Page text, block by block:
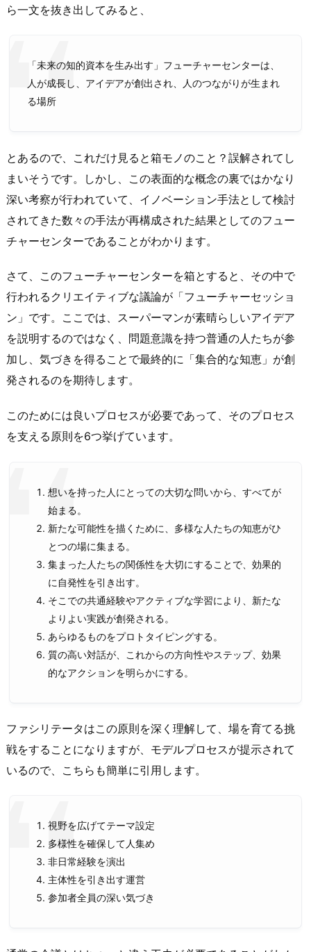
ら一文を抜き出してみると、
「未来の知的資本を生み出す」フューチャーセンターは、
人が成長し、アイデアが創出され、人のつながりが生まれ
る場所
とあるので、これだけ見ると箱モノのこと？誤解されてし
まいそうです。しかし、この表面的な概念の裏ではかなり
深い考察が行われていて、イノベーション手法として検討
されてきた数々の手法が再構成された結果としてのフュー
チャーセンターであることがわかります。
さて、このフューチャーセンターを箱とすると、その中で
行われるクリエイティブな議論が「フューチャーセッショ
ン」です。ここでは、スーパーマンが素晴らしいアイデア
を説明するのではなく、問題意識を持つ普通の人たちが参
加し、気づきを得ることで最終的に「集合的な知恵」が創
発されるのを期待します。
このためには良いプロセスが必要であって、そのプロセス
を支える原則を6つ挙げています。
想いを持った人にとっての大切な問いから、すべてが
始まる。
新たな可能性を描くために、多様な人たちの知恵がひ
とつの場に集まる。
集まった人たちの関係性を大切にすることで、効果的
に自発性を引き出す。
そこでの共通経験やアクティブな学習により、新たな
よりよい実践が創発される。
あらゆるものをプロトタイピングする。
質の高い対話が、これからの方向性やステップ、効果
的なアクションを明らかにする。
ファシリテータはこの原則を深く理解して、場を育てる挑
戦をすることになりますが、モデルプロセスが提示されて
いるので、こちらも簡単に引用します。
視野を広げてテーマ設定
多様性を確保して人集め
非日常経験を演出
主体性を引き出す運営
参加者全員の深い気づき